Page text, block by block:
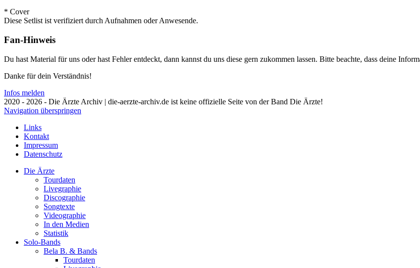
* Cover
Diese Setlist ist verifiziert durch Aufnahmen oder Anwesende.
Fan-Hinweis
Du hast Material für uns oder hast Fehler entdeckt, dann kannst du uns diese gern zukommen lassen. Bitte beachte, dass deine
Danke für dein Verständnis!
Infos melden
2020 - 2026 - Die Ärzte Archiv | die-aerzte-archiv.de ist keine offizielle Seite von der Band Die Ärzte!
Navigation überspringen
Links
Kontakt
Impressum
Datenschutz
Die Ärzte
Tourdaten
Livegraphie
Discographie
Songtexte
Videographie
In den Medien
Statistik
Solo-Bands
Bela B. & Bands
Tourdaten